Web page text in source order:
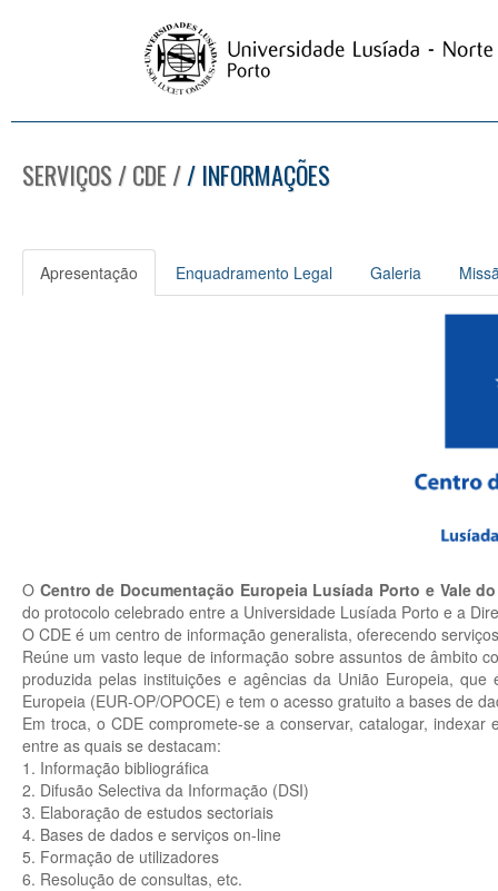
SERVIÇOS / CDE // INFORMAÇÕES
Apresentação Enquadramento Legal Galeria
O Centro de Documentação Europeia Lusíada Porto e Vale
do protocolo celebrado entre a Universidade Lusíada Porto e a
O CDE é um centro de informação generalista, oferecendo
Reúne um vasto leque de informação sobre assuntos de âmbito
produzida pelas instituições e agências da União Europeia,
Europeia (EUR-OP/OPOCE) e tem o acesso gratuito a bases de
Em troca, o CDE compromete-se a conservar, catalogar,
entre as quais se destacam:
1. Informação bibliográfica
2. Difusão Selectiva da Informação (DSI)
3. Elaboração de estudos sectoriais
4. Bases de dados e serviços on-line
5. Formação de utilizadores
6. Resolução de consultas, etc.